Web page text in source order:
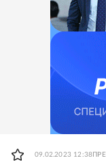
09.02.2023 12:38